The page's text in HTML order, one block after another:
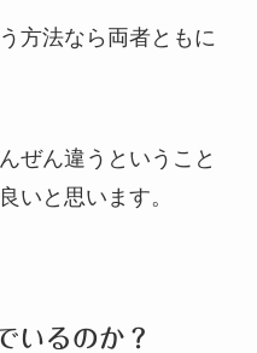
方法なら両者ともに
ぜん違うということ
いと思います。
いるのか？